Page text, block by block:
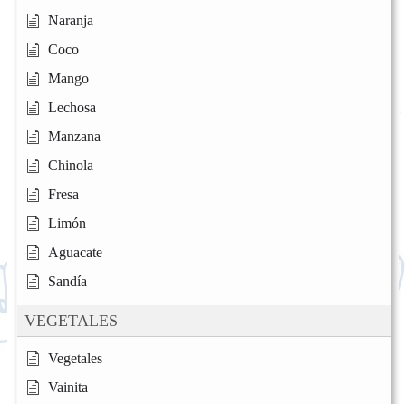
Naranja
Coco
Mango
Lechosa
Manzana
Chinola
Fresa
Limón
Aguacate
Sandía
VEGETALES
Vegetales
Vainita